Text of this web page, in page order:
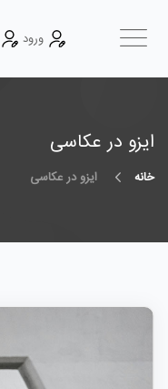
ورود
ایزو در عکاسی
خانه ایزو در عکاسی